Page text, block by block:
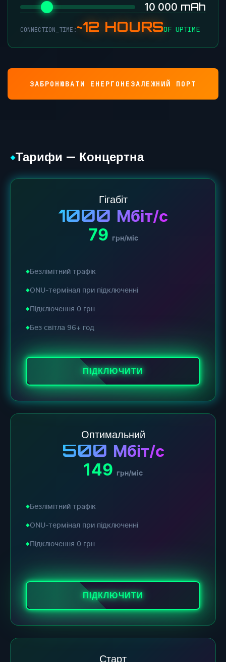
10 000 mAh
CONNECTION_TIME:~12 HOURSOF UPTIME
ЗАБРОНЮВАТИ ЕНЕРГОНЕЗАЛЕЖНИЙ ПОРТ
◆Тарифи — Концертна
Гігабіт
1000 Мбіт/с
79 грн/міс
Безлімітний трафік
ONU-термінал при підключенні
Підключення 0 грн
Без світла 96+ год
ПІДКЛЮЧИТИ
Оптимальний
500 Мбіт/с
149 грн/міс
Безлімітний трафік
ONU-термінал при підключенні
Підключення 0 грн
ПІДКЛЮЧИТИ
Старт